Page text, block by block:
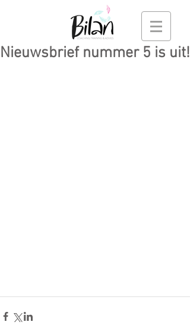
Nieuwsbrief nummer 5 is uit!